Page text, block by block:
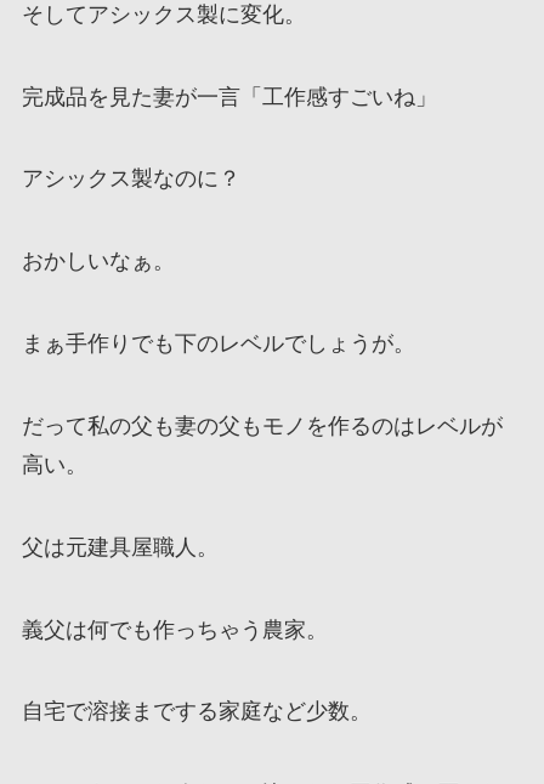
そしてアシックス製に変化。
完成品を見た妻が一言「工作感すごいね」
アシックス製なのに？
おかしいなぁ。
まぁ手作りでも下のレベルでしょうが。
だって私の父も妻の父もモノを作るのはレベルが
高い。
父は元建具屋職人。
義父は何でも作っちゃう農家。
自宅で溶接までする家庭など少数。